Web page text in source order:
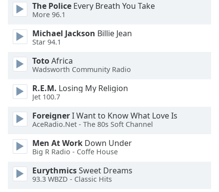
Fullscreen
This
modal
window.
dialog
window.
Escape
cancel
and
close
The Police Every Breath You Take
More 96.1
Michael Jackson Billie Jean
Star 94.1
TotoAfrica
Wadsworth Community Radio
R.E.M. Losing My Religion
Jet 100.7
ForeignerI Want to Know What Love Is
AceRadio.Net - The 80s Soft Channel
Men At Work Down Under
Big R Radio - Coffe House
EurythmicsSweet Dreams
93.3 WBZD - Classic Hits